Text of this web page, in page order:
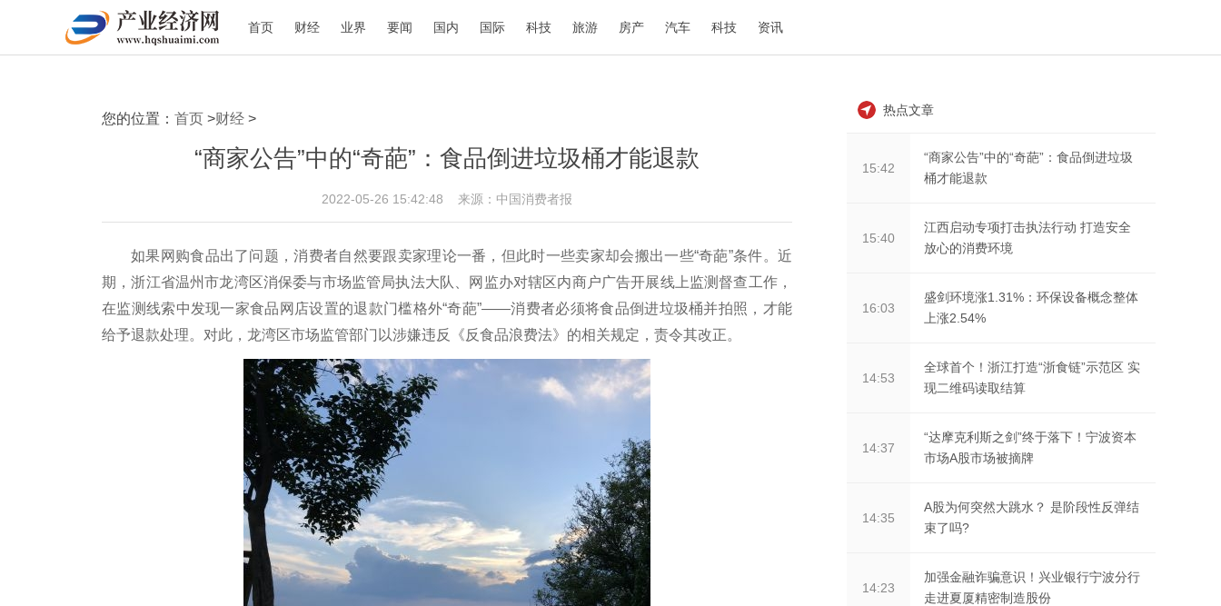
首页 财经 业界 要闻 国内 国际 科技 旅游 房产 汽车 科技 资讯
您的位置： 首页 >财经 >
“商家公告”中的“奇葩”：食品倒进垃圾桶才能退款
2022-05-26 15:42:48 来源：中国消费者报
如果网购食品出了问题，消费者自然要跟卖家理论一番，但此时一些卖家却会搬出一些“奇葩”条件。近
期，浙江省温州市龙湾区消保委与市场监管局执法大队、网监办对辖区内商户广告开展线上监测督查工作，
在监测线索中发现一家食品网店设置的退款门槛格外“奇葩”——消费者必须将食品倒进垃圾桶并拍照，才能
给予退款处理。对此，龙湾区市场监管部门以涉嫌违反《反食品浪费法》的相关规定，责令其改正。
热点文章
15:42
“商家公告”中的“奇葩”：食品倒进垃圾
桶才能退款
15:40
江西启动专项打击执法行动 打造安全
放心的消费环境
16:03
盛剑环境涨1.31%：环保设备概念整体
上涨2.54%
14:53
全球首个！浙江打造“浙食链”示范区 实
现二维码读取结算
14:37
“达摩克利斯之剑”终于落下！宁波资本
市场A股市场被摘牌
14:35
A股为何突然大跳水？ 是阶段性反弹结
束了吗?
14:23
加强金融诈骗意识！兴业银行宁波分行
走进夏厦精密制造股份